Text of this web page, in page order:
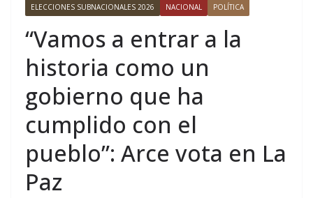
ELECCIONES SUBNACIONALES 2026 NACIONAL POLÍTICA
“Vamos a entrar a la
historia como un
gobierno que ha
cumplido con el
pueblo”: Arce vota en La
Paz